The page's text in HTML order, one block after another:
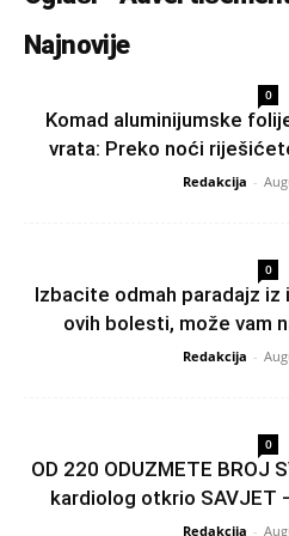
Najnovije
0
Komad aluminijumske
vrata: Preko noći
Redakcija -
0
Izbacite odmah paradajz
ovih bolesti, može vam
Redakcija -
0
OD 220 ODUZMETE BROJ
kardiolog otkrio SAVJET
Redakcija -